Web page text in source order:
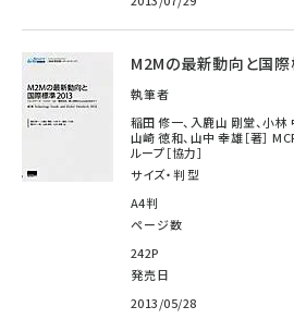
M2Mの最新動向と国
執筆者
稲田 修一、入鹿山 剛堂、小林
山崎 徳和、山中 幸雄［著］
ループ［協力］
サイズ・判型
A4判
ページ数
242P
発売日
2013/05/28